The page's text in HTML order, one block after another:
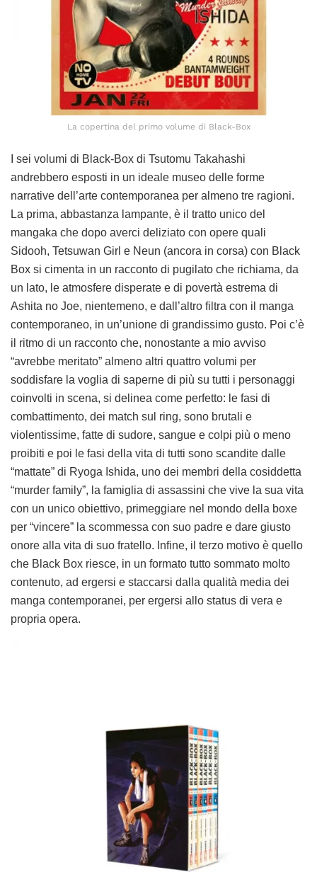
La copertina del primo volume di Black-Box
I sei volumi di Black-Box di Tsutomu Takahashi
andrebbero esposti in un ideale museo delle forme
narrative dell’arte contemporanea per almeno tre ragioni.
La prima, abbastanza lampante, è il tratto unico del
mangaka che dopo averci deliziato con opere quali
Sidooh, Tetsuwan Girl e Neun (ancora in corsa) con Black
Box si cimenta in un racconto di pugilato che richiama, da
un lato, le atmosfere disperate e di povertà estrema di
Ashita no Joe, nientemeno, e dall’altro filtra con il manga
contemporaneo, in un’unione di grandissimo gusto. Poi c’è
il ritmo di un racconto che, nonostante a mio avviso
“avrebbe meritato” almeno altri quattro volumi per
soddisfare la voglia di saperne di più su tutti i personaggi
coinvolti in scena, si delinea come perfetto: le fasi di
combattimento, dei match sul ring, sono brutali e
violentissime, fatte di sudore, sangue e colpi più o meno
proibiti e poi le fasi della vita di tutti sono scandite dalle
“mattate” di Ryoga Ishida, uno dei membri della cosiddetta
“murder family”, la famiglia di assassini che vive la sua vita
con un unico obiettivo, primeggiare nel mondo della boxe
per “vincere” la scommessa con suo padre e dare giusto
onore alla vita di suo fratello. Infine, il terzo motivo è quello
che Black Box riesce, in un formato tutto sommato molto
contenuto, ad ergersi e staccarsi dalla qualità media dei
manga contemporanei, per ergersi allo status di vera e
propria opera.